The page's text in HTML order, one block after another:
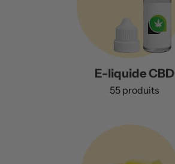
E-liquide CBD
55 produits